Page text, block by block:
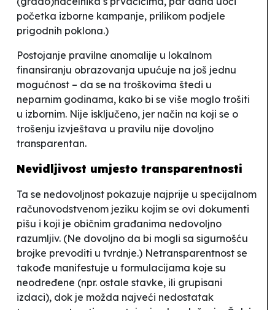
početka izborne kampanje, prilikom podjele
prigodnih poklona.)
Postojanje pravilne anomalije u lokalnom
finansiranju obrazovanja upućuje na još jednu
mogućnost – da se na troškovima štedi u
neparnim godinama, kako bi se više moglo trošiti
u izbornim. Nije isključeno, jer način na koji se o
trošenju izvještava u pravilu nije dovoljno
transparentan.
Nevidljivost umjesto transparentnosti
Ta se nedovoljnost pokazuje najprije u specijalnom
računovodstvenom jeziku kojim se ovi dokumenti
pišu i koji je običnim građanima nedovoljno
razumljiv. (Ne dovoljno da bi mogli sa sigurnošću
brojke prevoditi u tvrdnje.) Netransparentnost se
takođe manifestuje u formulacijama koje su
neodređene (npr. ostale stavke, ili grupisani
izdaci), dok je možda najveći nedostatak